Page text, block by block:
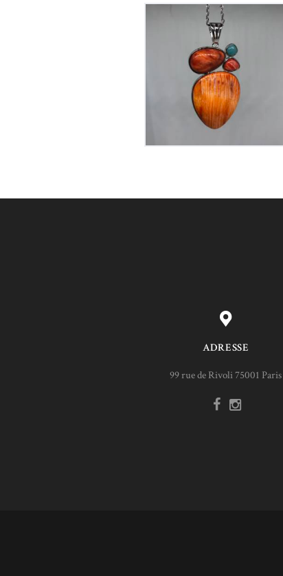
Pendentif Coquillage
et Amazonite
210€
ADRESSE
99 rue de Rivoli 75001 Paris